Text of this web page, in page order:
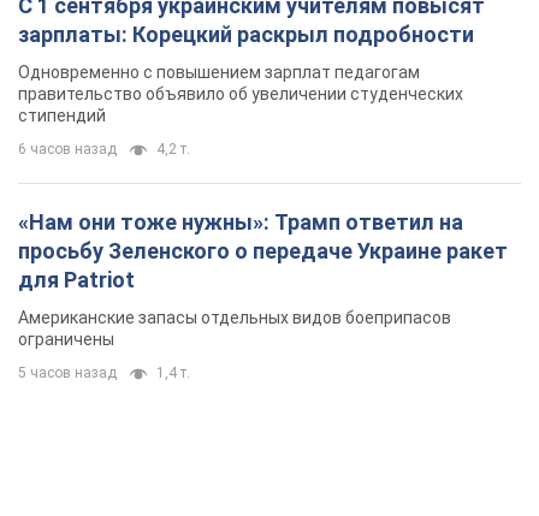
"Защита нашей жизни": Зеленский об
антибаллистической системе FREYJA,
санкциях против России и поддержке аграриев.
Видео
Европейские партнеры присоединяются к совместному
проекту
10 часов назад 74,5 т.